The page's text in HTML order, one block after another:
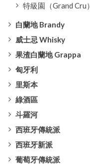
特級園（Grand Cru）
白蘭地 Brandy
威士忌 Whisky
果渣白蘭地 Grappa
匈牙利
里斯本
綠酒區
斗羅河
西班牙傳統派
西班牙新派
葡萄牙傳統派